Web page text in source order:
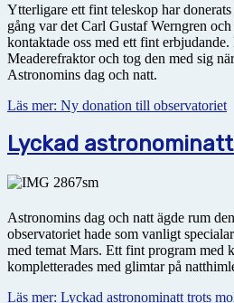
Ytterligare ett fint teleskop har
gång var det Carl Gustaf Werngren
kontaktade oss med ett fint erbjudande.
Meaderefraktor och tog den med sig
Astronomins dag och natt.
Läs mer: Ny donation till observatoriet
Lyckad
Astronomins dag och natt ägde rum
observatoriet hade som vanligt
med temat Mars. Ett fint program med
kompletterades med glimtar på
Läs mer: Lyckad astronominatt trots